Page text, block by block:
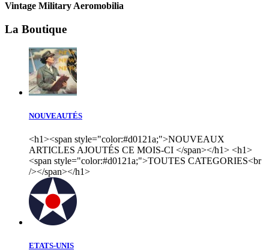
Vintage Military Aeromobilia
La Boutique
NOUVEAUTÉS
<h1><span style="color:#d0121a;">NOUVEAUX
ARTICLES AJOUTÉS CE MOIS-CI </span></h1> <h1>
<span style="color:#d0121a;">TOUTES CATEGORIES<br
/></span></h1>
ETATS-UNIS